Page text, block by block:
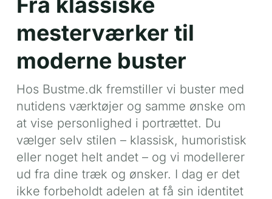
mesterværker til
moderne buster
Hos Bustme.dk fremstiller vi buster med
nutidens værktøjer og samme ønske om
at vise personlighed i portrættet. Du
vælger selv stilen – klassisk, humoristisk
eller noget helt andet – og vi modellerer
ud fra dine træk og ønsker. I dag er det
ikke forbeholdt adelen at få sin identitet